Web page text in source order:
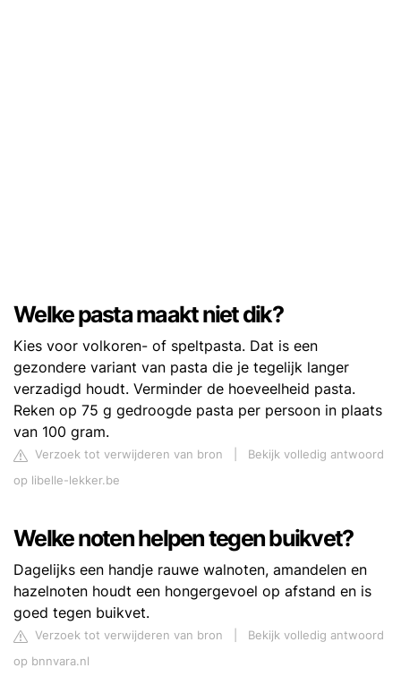
Welke pasta maakt niet dik?
Kies voor volkoren- of speltpasta. Dat is een
gezondere variant van pasta die je tegelijk langer
verzadigd houdt. Verminder de hoeveelheid pasta.
Reken op 75 g gedroogde pasta per persoon in plaats
van 100 gram.
Verzoek tot verwijderen van bron
Bekijk volledig antwoord
op libelle-lekker.be
Welke noten helpen tegen buikvet?
Dagelijks een handje rauwe walnoten, amandelen en
hazelnoten houdt een hongergevoel op afstand en is
goed tegen buikvet.
Verzoek tot verwijderen van bron
Bekijk volledig antwoord
op bnnvara.nl